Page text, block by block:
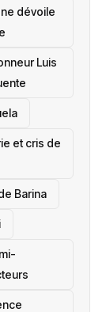
dévoile
Luis
et cris de
Barina